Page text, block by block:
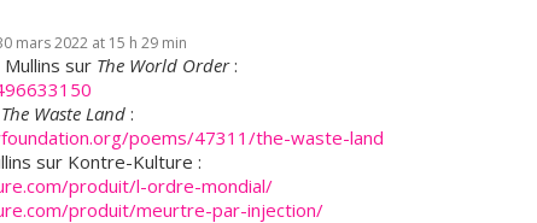
mars 2022 at 15 h 29 min
sur The World Order:
The Waste Land :
poems/47311/the-waste-land
sur Kontre-Kulture :
produit/l-ordre-mondial/
produit/meurtre-par-injection/